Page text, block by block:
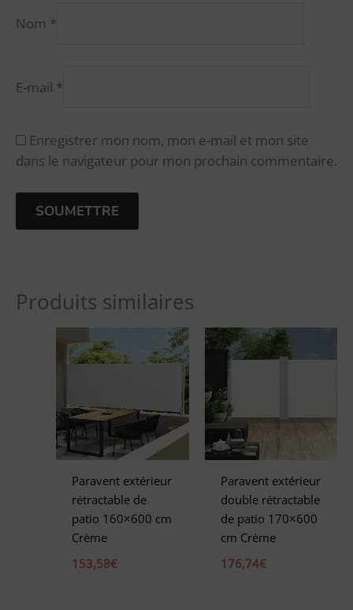
Nom *
E-mail *
Enregistrer mon nom, mon e-mail et mon site
dans le navigateur pour mon prochain commentaire.
t
Produits similaires
Paravent extérieur
rétractable de
patio 160×600 cm
Crème
153,58€
Paravent extérieur
double rétractable
de patio 170×600
cm Crème
176,74€